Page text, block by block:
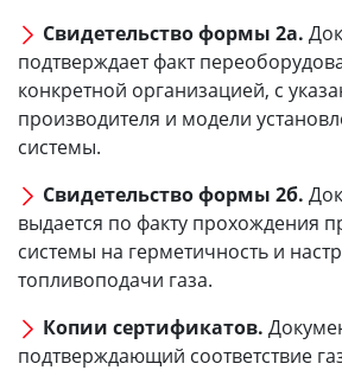
Свидетельство формы 2а.
подтверждает факт
конкретной организацией, с
производителя и модели
системы.
Свидетельство формы 2б.
выдается по факту прохождения
системы на герметичность и
топливоподачи газа.
Копии сертификатов.
подтверждающий соответствие